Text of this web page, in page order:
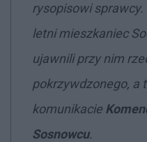
rysopisowi sprawcy.
letni mieszkaniec
ujawnili przy nim
pokrzywdzonego, a
komunikacie
Sosnowcu.